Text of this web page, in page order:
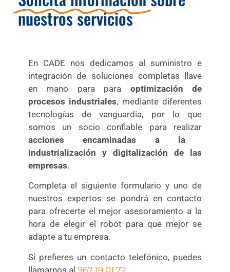
nuestros servicios
En CADE nos dedicamos al suministro e
integración de soluciones completas llave
en mano para para optimización de
procesos industriales, mediante diferentes
tecnologías de vanguardia, por lo que
somos un socio confiable para realizar
acciones encaminadas a la
industrialización y digitalización de las
empresas.
Completa el siguiente formulario y uno de
nuestros expertos se pondrá en contacto
para ofrecerte el mejor asesoramiento a la
hora de elegir el robot para que mejor se
adapte a tu empresa.
Si prefieres un contacto telefónico, puedes
llamarnos al 967 19 01 72.